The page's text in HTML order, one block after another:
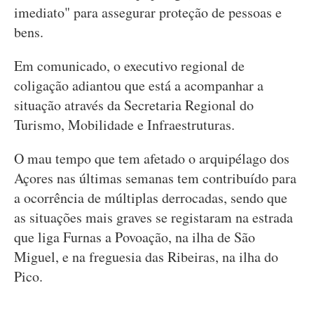
imediato" para assegurar proteção de pessoas e
bens.
Em comunicado, o executivo regional de
coligação adiantou que está a acompanhar a
situação através da Secretaria Regional do
Turismo, Mobilidade e Infraestruturas.
O mau tempo que tem afetado o arquipélago dos
Açores nas últimas semanas tem contribuído para
a ocorrência de múltiplas derrocadas, sendo que
as situações mais graves se registaram na estrada
que liga Furnas a Povoação, na ilha de São
Miguel, e na freguesia das Ribeiras, na ilha do
Pico.